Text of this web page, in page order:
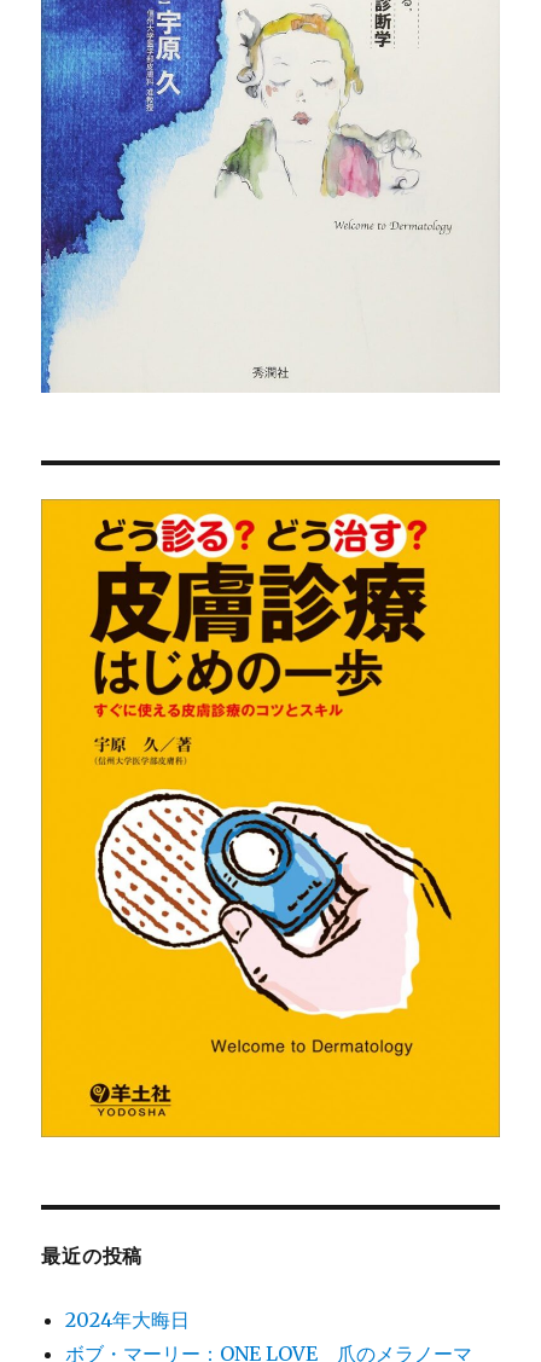
最近の投稿
2024年大晦日
ボブ・マーリー：ONE LOVE 爪のメラノーマ